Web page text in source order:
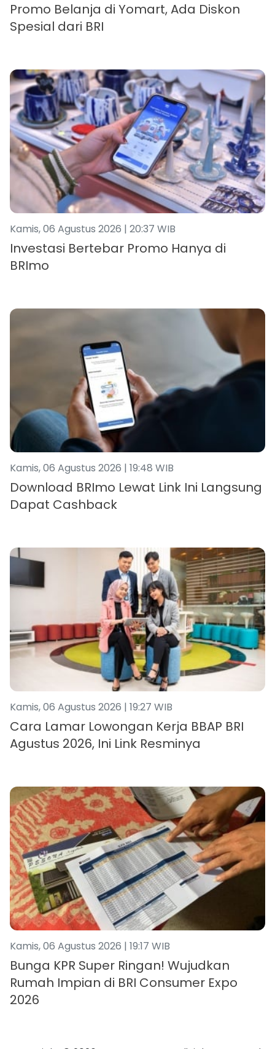
Promo Belanja di Yomart, Ada Diskon
Spesial dari BRI
Kamis, 06 Agustus 2026 | 20:37 WIB
Investasi Bertebar Promo Hanya di
BRImo
Kamis, 06 Agustus 2026 | 19:48 WIB
Download BRImo Lewat Link Ini Langsung
Dapat Cashback
Kamis, 06 Agustus 2026 | 19:27 WIB
Cara Lamar Lowongan Kerja BBAP BRI
Agustus 2026, Ini Link Resminya
Kamis, 06 Agustus 2026 | 19:17 WIB
Bunga KPR Super Ringan! Wujudkan
Rumah Impian di BRI Consumer Expo
2026